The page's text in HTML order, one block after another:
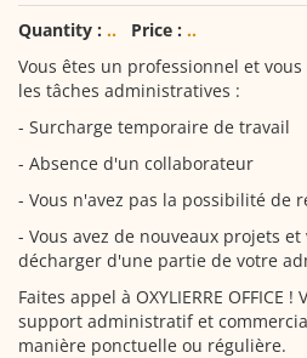
Quantity : .. Price : ..
Vous êtes un professionnel et
les tâches administratives :
- Surcharge temporaire de travail
- Absence d'un collaborateur
- Vous n'avez pas la possibilité de
- Vous avez de nouveaux projets
décharger d'une partie de votre
Faites appel à OXYLIERRE OFFICE
support administratif et
manière ponctuelle ou régulière.